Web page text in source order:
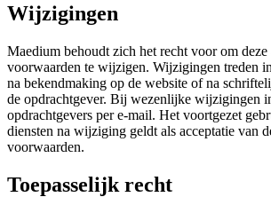
Wijzigingen
Maedium behoudt zich het recht voor om deze
voorwaarden te wijzigen. Wijzigingen treden
na bekendmaking op de website of na
de opdrachtgever. Bij wezenlijke wijzigingen
opdrachtgevers per e-mail. Het voortgezet
diensten na wijziging geldt als acceptatie van
voorwaarden.
Toepasselijk recht